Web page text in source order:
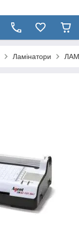
Ламінатори